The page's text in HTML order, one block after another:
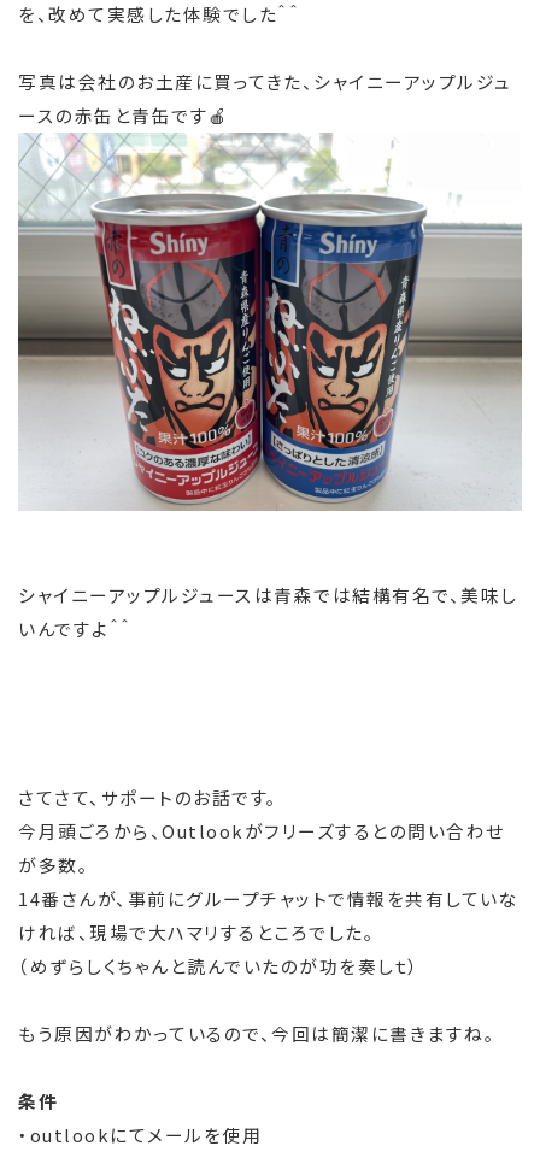
を、改めて実感した体験でした＾＾
写真は会社のお土産に買ってきた、シャイニーアップルジュ
ースの赤缶と青缶です🍎
シャイニーアップルジュースは青森では結構有名で、美味し
いんですよ＾＾
さてさて、サポートのお話です。
今月頭ごろから、Outlookがフリーズするとの問い合わせ
が多数。
14番さんが、事前にグループチャットで情報を共有していな
ければ、現場で大ハマリするところでした。
（めずらしくちゃんと読んでいたのが功を奏しｔ）
もう原因がわかっているので、今回は簡潔に書きますね。
条件
・outlookにてメールを使用